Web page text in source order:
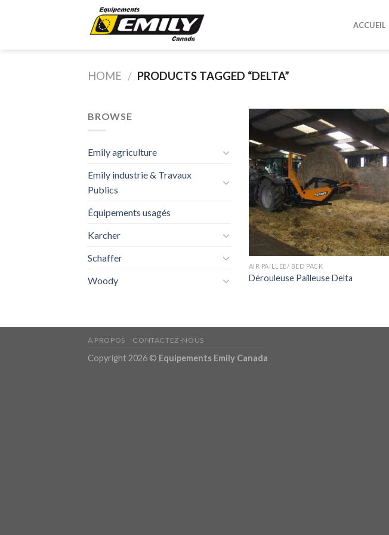
ACCUEIL
HOME / PRODUCTS TAGGED “DELTA”
BROWSE
Emily agriculture
Emily industrie & Travaux
Publics
Équipements usagés
Karcher
Schaffer
Woody
Ajouter
à la liste
de
souhaits
AIR PAILLÉE/ BED PACK
Dérouleuse Pailleuse Delta
A PROPOS CONTACTEZ-NOUS
Copyright 2026 © Equipements Emily Canada